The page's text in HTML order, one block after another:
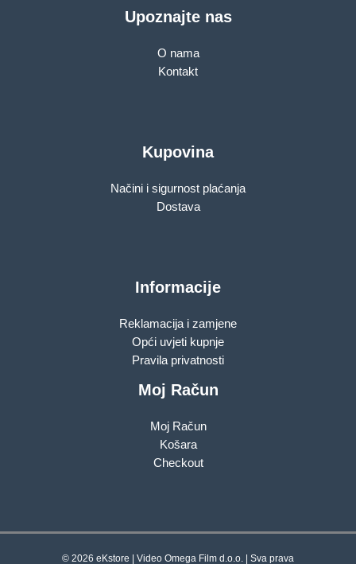
Upoznajte nas
O nama
Kontakt
Kupovina
Načini i sigurnost plaćanja
Dostava
Informacije
Reklamacija i zamjene
Opći uvjeti kupnje
Pravila privatnosti
Moj Račun
Moj Račun
Košara
Checkout
© 2026 eKstore | Video Omega Film d.o.o. | Sva prava